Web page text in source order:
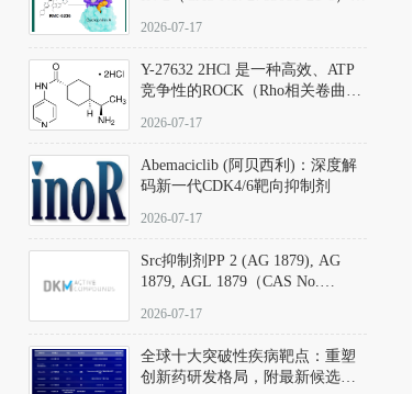
向KRAS/NRAS/HRAS的广谱RAS
2026-07-17
Y-27632 2HCl 是一种高效、ATP
竞争性的ROCK（Rho相关卷曲螺
同等抑制ROCK1与ROCK2；其通
过精准嵌入激酶的ATP结合位点
发挥抑制作用，对ROCK1和
ROCK2的解离常数（Ki）分别为
140 nM和300 nM；在众多丝氨酸/
中，其靶向ROCK的选择性超过
200倍，凸显出优异的分子特异
2026-07-17
Abemaciclib (阿贝西利)：深度解
码新一代CDK4/6靶向抑制剂
2026-07-17
Src抑制剂PP 2 (AG 1879), AG
1879, AGL 1879（CAS No.
应用指南
2026-07-17
全球十大突破性疾病靶点：重塑
创新药研发格局，附最新候选分